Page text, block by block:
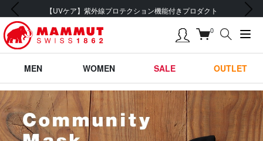
【UVケア】紫外線プロテクション機能付きプロダクト
前の画像 次の画像
0
MEN WOMEN SALE OUTLET